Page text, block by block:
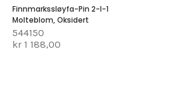
Finnmarkssløyfa-Pin 2-I-1
Molteblom, Oksidert
544150
kr 1 188,00